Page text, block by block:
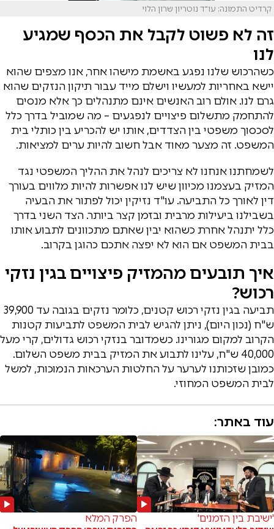
קרדיט התמונה: עו"ד נוטריון שרון הלוי
זה לא פשוט לקבל את הכסף שמגיע
לנו
כשהרכוש שלנו נפגע באשמת מישהו אחר, אנו מצפים שהוא
יישא באחריות למעשיו וישלם מייד עבור תיקון הנזקים שהוא
גרם לנו. אולם רוב האנשים אינם מתנהלים כך אלא מנסים
להתחמק מתשלום פיצויים לנפגעים – מה שמוביל בדרך כלל
לסכסוך משפטי בין הצדדים, אותו יש להכריע בין כותלי בית
המשפט. זה מצער מאוד אבל חשוב להיות ערים למציאות.
לשמחתנו אנחנו לא צריכים לנהל את ההליך המשפטי נגד
המזיק בעצמנו מכיוון שיש לנו אפשרות להיות מלווים בעורך
דין לאורך כל התביעה. עו"ד נזיקין יכול לפתור את הבעיה
בשבילנו ביעילות מרבית ובזמן קצר ביותר. הצד השני בדרך
כלל יתנהל אחרת כשהוא יבין שאתם מתכוונים לתבוע אותו
בבית המשפט אם הוא לא יפצה אתכם כהוגן בקרוב.
איך תובעים מהמזיק פיצויים בגין נזקי
רכוש?
תביעה בגין נזקי רכוש קטנים, כלומר נזקים בגובה עד 39,900
ש"ח (נכון היום), ניתן להגיש לבית המשפט לתביעות קטנות
הקרוב למקום מגורינו. כשמדובר בנזקי רכוש גדולים, קרי מעל
40,000 ש"ח, עלינו לתבוע את המזיק בבית משפט השלום.
כמובן שזכותנו לערער על החלטות הערכאות הנמוכות, למשל
לבית המשפט המחוזי.
עוד באתר:
'ישיבת בין הזמנים'
הפרק המלא